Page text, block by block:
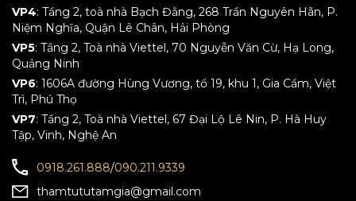
VP4: Tầng 2, toà nhà Bạch Đằng, 268 Trần Nguyên Hãn, P.
Niệm Nghĩa, Quận Lê Chân, Hải Phòng
VP5: Tầng 2, Toà nhà Viettel, 70 Nguyễn Văn Cừ, Hạ Long,
Quảng Ninh
VP6: 1606A đường Hùng Vương, tổ 19, khu 1, Gia Cẩm, Việt
Trì, Phú Thọ
VP7: Tầng 2, Toà nhà Viettel, 67 Đại Lộ Lê Nin, P. Hà Huy
Tập, Vinh, Nghệ An
0918.261.888/090.211.9339
thamtututamgia@gmail.com